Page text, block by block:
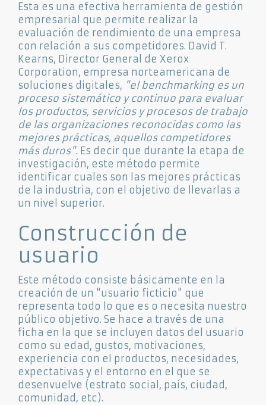
Esta es una efectiva herramienta de gestión
empresarial que permite realizar la
evaluación de rendimiento de una empresa
con relación a sus competidores. David T.
Kearns, Director General de Xerox
Corporation, empresa norteamericana de
soluciones digitales, "el benchmarking es un
proceso sistemático y continuo para evaluar
los productos, servicios y procesos de trabajo
de las organizaciones reconocidas como las
mejores prácticas, aquellos competidores
más duros". Es decir que durante la etapa de
investigación, este método permite
identificar cuales son las mejores prácticas
de la industria, con el objetivo de llevarlas a
un nivel superior.
Construcción de
usuario
Este método consiste básicamente en la
creación de un "usuario ficticio" que
representa todo lo que es o necesita nuestro
público objetivo. Se hace a través de una
ficha en la que se incluyen datos del usuario
como su edad, gustos, motivaciones,
experiencia con el productos, necesidades,
expectativas y el entorno en el que se
desenvuelve (estrato social, país, ciudad,
comunidad, etc).